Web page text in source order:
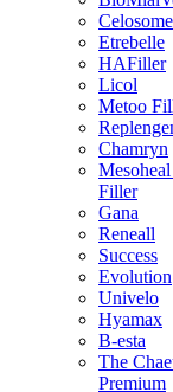
Celosome
Etrebelle
HAFiller
Licol
Metoo
Chamryn
Filler
Gana
Reneall
Success
Evolution
Univelo
Hyamax
B-esta
The
Premium